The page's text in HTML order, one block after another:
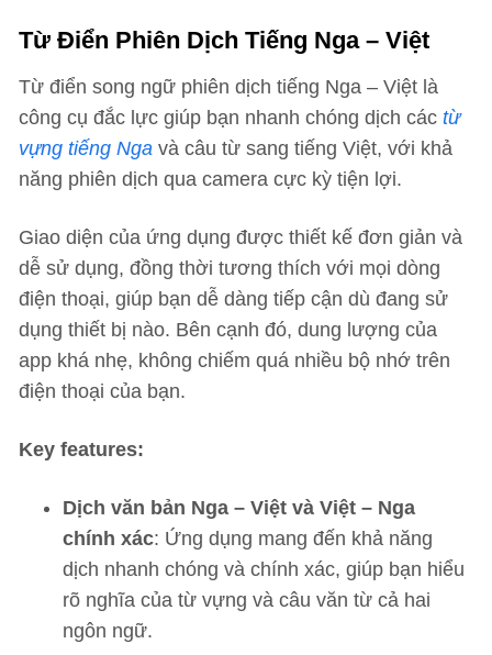
Từ Điển Phiên Dịch Tiếng Nga – Việt
Từ điển song ngữ phiên dịch tiếng Nga – Việt là
công cụ đắc lực giúp bạn nhanh chóng dịch các từ
vựng tiếng Nga và câu từ sang tiếng Việt, với khả
năng phiên dịch qua camera cực kỳ tiện lợi.
Giao diện của ứng dụng được thiết kế đơn giản và
dễ sử dụng, đồng thời tương thích với mọi dòng
điện thoại, giúp bạn dễ dàng tiếp cận dù đang sử
dụng thiết bị nào. Bên cạnh đó, dung lượng của
app khá nhẹ, không chiếm quá nhiều bộ nhớ trên
điện thoại của bạn.
Key features:
Dịch văn bản Nga – Việt và Việt – Nga
chính xác: Ứng dụng mang đến khả năng
dịch nhanh chóng và chính xác, giúp bạn hiểu
rõ nghĩa của từ vựng và câu văn từ cả hai
ngôn ngữ.